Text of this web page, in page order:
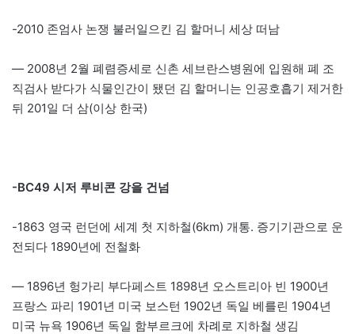
-2010 존엄사 논쟁 불러일으킨 김 할머니 세상 떠남
— 2008년 2월 폐렴증세로 신촌 세브란스병원에 입원해 폐 조
직검사 받다가 식물인간이 됐던 김 할머니는 인공호흡기 제거한
뒤 201일 더 삼(이상 한국)
-BC49 시저 루비콘 강을 건넘
-1863 영국 런던에 세계 첫 지하철(6km) 개통. 증기기관으로 운
전되다 1890년에 전철화
— 1896년 헝가리 부다페스트 1898년 오스트리아 빈 1900년
프랑스 파리 1901년 미국 보스턴 1902년 독일 베를린 1904년
미국 뉴욕 1906년 독일 함부르크에 차례로 지하철 생김